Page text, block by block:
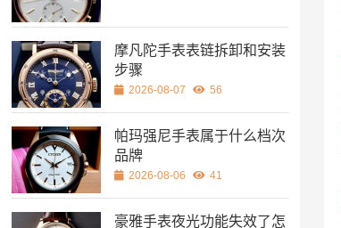
摩凡陀手表表链拆卸和安装
步骤
2026-08-07 56
帕玛强尼手表属于什么档次
品牌
2026-08-06 41
豪雅手表夜光功能失效了怎